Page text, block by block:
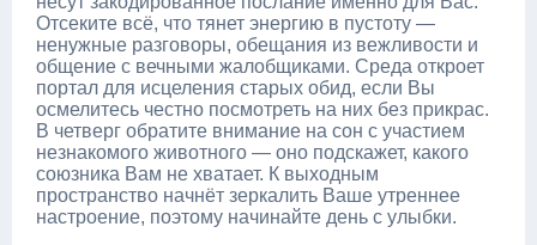
Отсеките всё, что тянет энергию в пустоту —
ненужные разговоры, обещания из вежливости и
общение с вечными жалобщиками. Среда откроет
портал для исцеления старых обид, если Вы
осмелитесь честно посмотреть на них без прикрас.
В четверг обратите внимание на сон с участием
незнакомого животного — оно подскажет, какого
союзника Вам не хватает. К выходным
пространство начнёт зеркалить Ваше утреннее
настроение, поэтому начинайте день с улыбки.